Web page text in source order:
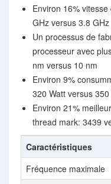
Environ 16%
GHz versus 3.8 GHz
Un processus de
processeur avec
nm versus 10 nm
Environ 9%
320 Watt versus 350
Environ 21%
thread mark: 3439
Caractéristiques
Fréquence maximale